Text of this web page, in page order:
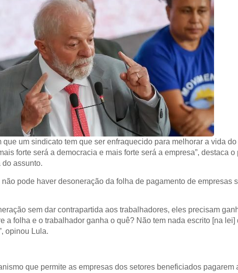
um sindicato tem que ser enfraquecido para melhorar a vida do
forte será a democracia e mais forte será a empresa”, destaca
do assunto.
pode haver desoneração da folha de pagamento de empresas
sem dar contrapartida aos trabalhadores, eles precisam
a folha e o trabalhador ganha o quê? Não tem nada escrito [na lei]
opinou Lula.
que permite as empresas dos setores beneficiados pagarem